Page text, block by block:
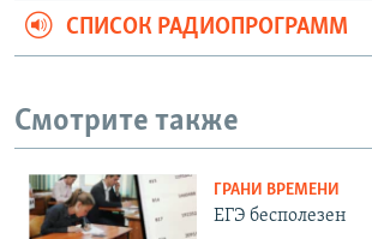
СПИСОК РАДИОПРОГРАММ
Смотрите также
ГРАНИ ВРЕМЕНИ
ЕГЭ бесполезен